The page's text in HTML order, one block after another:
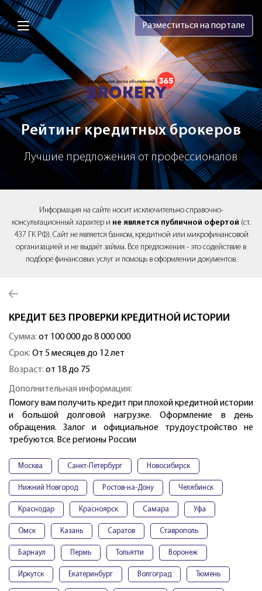
Brokery365 - Рейтинг кредитных
Разместиться на портале
Рейтинг кредитных брокеров
Лучшие предложения от профессионалов
Информация на сайте носит исключительно справочно-
консультационный характер и не является публичной офертой (ст.
437 ГК РФ). Сайт не является банком, кредитной или микрофинансовой
организацией и не выдаёт займы. Все предложения - это содействие в
подборе финансовых услуг и помощь в оформлении документов.
КРЕДИТ БЕЗ ПРОВЕРКИ КРЕДИТНОЙ ИСТОРИИ
Сумма: от 100 000 до 8 000 000
Срок: От 5 месяцев до 12 лет
Возраст: от 18 до 75
Дополнительная информация:
Помогу вам получить кредит при плохой кредитной истории
и большой долговой нагрузке. Оформление в день
обращения. Залог и официальное трудоустройство не
требуются. Все регионы России
Москва Санкт-Петербург Новосибирск
Нижний Новгород Ростов-на-Дону Челябинск
Краснодар Красноярск Самара Уфа
Омск Казань Саратов Ставрополь
Барнаул Пермь Тольятти Воронеж
Иркутск Екатеринбург Волгоград Тюмень